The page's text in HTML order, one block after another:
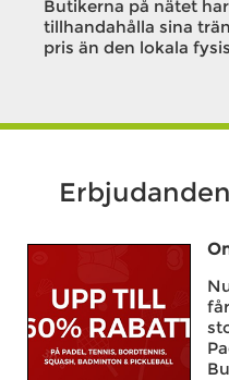
Butikerna på nätet
tillhandahålla sina
pris än den lokala